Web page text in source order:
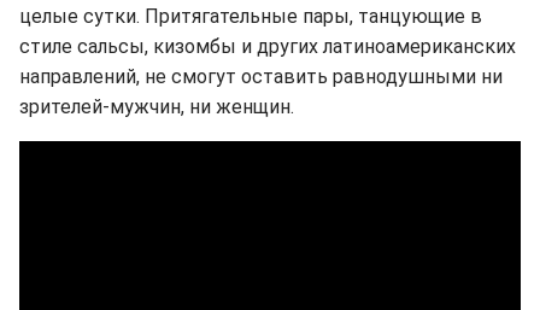
целые сутки. Притягательные пары, танцующие в
стиле сальсы, кизомбы и других латиноамериканских
направлений, не смогут оставить равнодушными ни
зрителей-мужчин, ни женщин.